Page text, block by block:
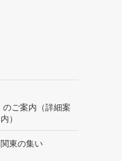
のご案内（詳細案
）
東の集い